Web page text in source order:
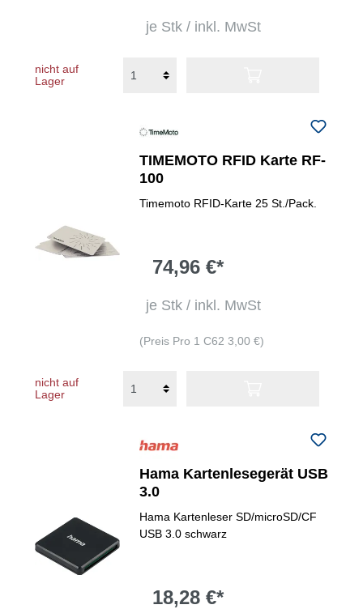
je Stk / inkl. MwSt
nicht auf
Lager
TIMEMOTO RFID Karte RF-
100
Timemoto RFID-Karte 25 St./Pack.
74,96 €*
je Stk / inkl. MwSt
(Preis Pro 1 C62 3,00 €)
nicht auf
Lager
Hama Kartenlesegerät USB
3.0
Hama Kartenleser SD/microSD/CF
USB 3.0 schwarz
18,28 €*